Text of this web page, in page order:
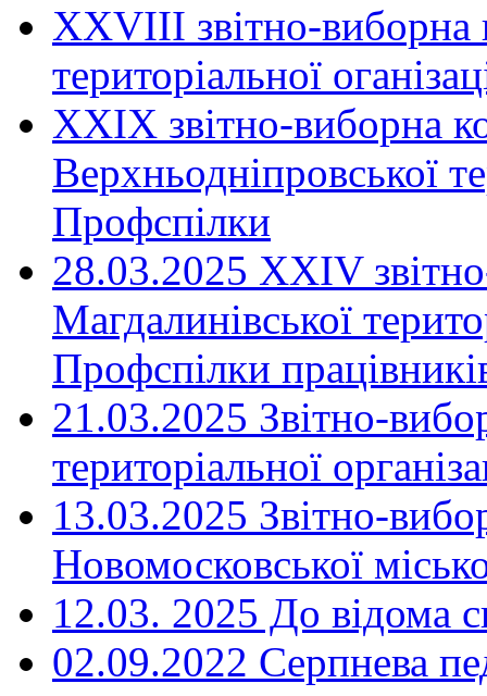
ХХVIII звітно-виборна
територіальної
XXIX звітно-виборна
Верхньодніпровської
Профспілки
28.03.2025 ХХІV
Магдалинівської
Профспілки
21.03.2025 Звітно-
територіальної
13.03.2025 Звітно-
Новомосковської
12.03. 2025 До відома
02.09.2022 Серпнева